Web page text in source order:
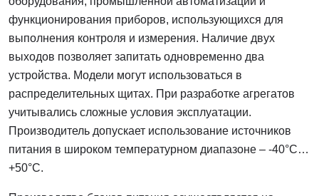
функционирования приборов, использующихся для
выполнения контроля и измерения. Наличие двух
выходов позволяет запитать одновременно два
устройства. Модели могут использоваться в
распределительных щитах. При разработке агрегатов
учитывались сложные условия эксплуатации.
Производитель допускает использование источников
питания в широком температурном диапазоне – -40°C…
+50°C.